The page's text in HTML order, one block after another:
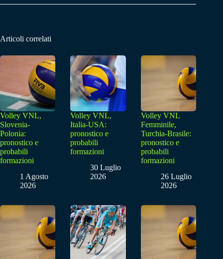
Articoli correlati
Volley VNL,
Slovenia-
Polonia:
pronostico e
probabili
formazioni
1 Agosto
2026
Volley VNL,
Italia-USA:
pronostico e
probabili
formazioni
30 Luglio
2026
Volley VNL
Femminile,
Turchia-Brasile:
pronostico e
probabili
formazioni
26 Luglio
2026